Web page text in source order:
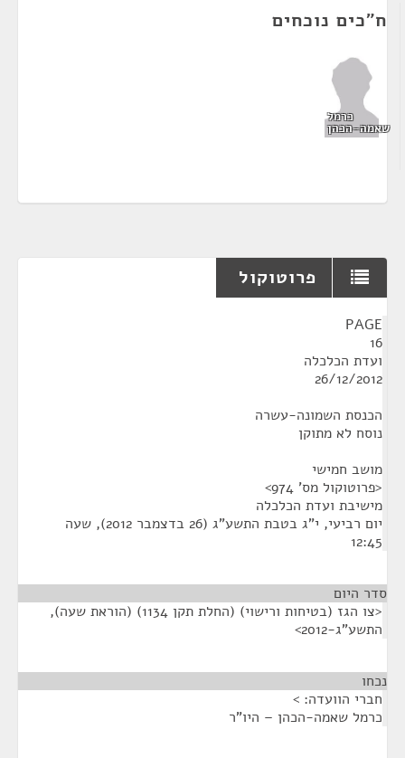
ח"כים נוכחים
כרמל
שאמה-הכהן
פרוטוקול
PAGE
16
ועדת הכלכלה
26/12/2012
הכנסת השמונה-עשרה
נוסח לא מתוקן
מושב חמישי
<פרוטוקול מס' 974>
מישיבת ועדת הכלכלה
יום רביעי, י"ג בטבת התשע"ג (26 בדצמבר 2012), שעה
12:45
סדר היום
<צו הגז (בטיחות ורישוי) (החלת תקן 1134) (הוראת שעה),
התשע"ג-2012>
נכחו
חברי הוועדה: >
כרמל שאמה-הכהן – היו"ר